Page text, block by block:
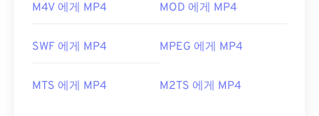
M4V 에게 MP4 MOD 에게 MP4
SWF 에게 MP4 MPEG 에게 MP4
MTS 에게 MP4 M2TS 에게 MP4